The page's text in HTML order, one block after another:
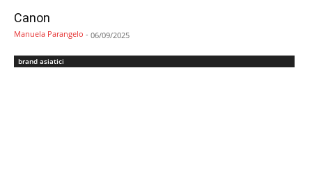
Canon
Manuela Parangelo - 06/09/2025
brand asiatici